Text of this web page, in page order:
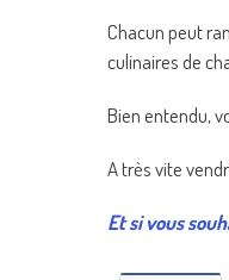
Chacun peut
culinaires de
Bien entendu,
A très vite
Et si vous